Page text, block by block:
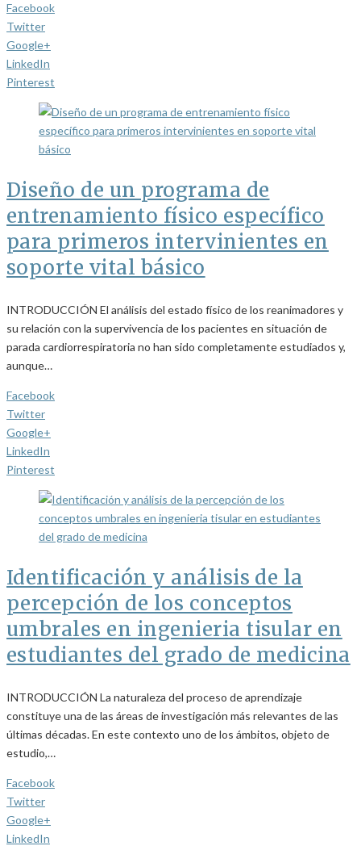
Facebook
Twitter
Google+
LinkedIn
Pinterest
Diseño de un programa de
entrenamiento físico específico
para primeros intervinientes en
soporte vital básico
INTRODUCCIÓN El análisis del estado físico de los reanimadores y
su relación con la supervivencia de los pacientes en situación de
parada cardiorrespiratoria no han sido completamente estudiados y,
aunque…
Facebook
Twitter
Google+
LinkedIn
Pinterest
Identificación y análisis de la
percepción de los conceptos
umbrales en ingenieria tisular en
estudiantes del grado de medicina
INTRODUCCIÓN La naturaleza del proceso de aprendizaje
constituye una de las áreas de investigación más relevantes de las
últimas décadas. En este contexto uno de los ámbitos, objeto de
estudio,…
Facebook
Twitter
Google+
LinkedIn